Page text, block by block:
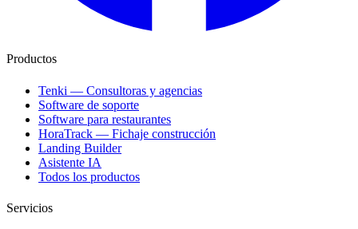
Productos
Tenki — Consultoras y agencias
Software de soporte
Software para restaurantes
HoraTrack — Fichaje construcción
Landing Builder
Asistente IA
Todos los productos
Servicios